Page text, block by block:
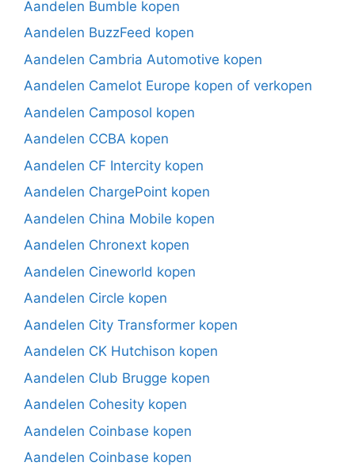
Aandelen Bumble kopen
Aandelen BuzzFeed kopen
Aandelen Cambria Automotive kopen
Aandelen Camelot Europe kopen of verkopen
Aandelen Camposol kopen
Aandelen CCBA kopen
Aandelen CF Intercity kopen
Aandelen ChargePoint kopen
Aandelen China Mobile kopen
Aandelen Chronext kopen
Aandelen Cineworld kopen
Aandelen Circle kopen
Aandelen City Transformer kopen
Aandelen CK Hutchison kopen
Aandelen Club Brugge kopen
Aandelen Cohesity kopen
Aandelen Coinbase kopen
Aandelen Coinbase kopen